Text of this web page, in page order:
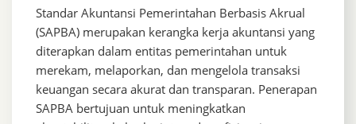
Standar Akuntansi Pemerintahan Berbasis Akrual
(SAPBA) merupakan kerangka kerja akuntansi yang
diterapkan dalam entitas pemerintahan untuk
merekam, melaporkan, dan mengelola transaksi
keuangan secara akurat dan transparan. Penerapan
SAPBA bertujuan untuk meningkatkan